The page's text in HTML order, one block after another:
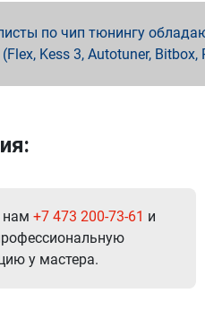
по чип тюнингу
Kess 3, Autotuner,
нам +7 473 200-73-61 и
у мастера.